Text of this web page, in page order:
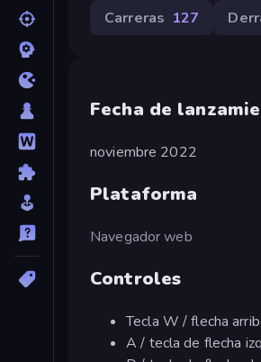
Carreras 127
Fecha de
noviembre 2022
Plataforma
Navegador web
Controles
Tecla W / flecha
A / tecla de flecha